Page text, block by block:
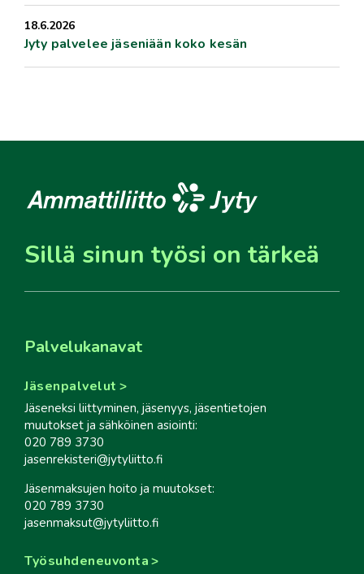
18.6.2026
Jyty palvelee jäseniään koko kesän
Sillä sinun työsi on tärkeä
Palvelukanavat
Jäsenpalvelut
Jäseneksi liittyminen, jäsenyys, jäsentietojen
muutokset ja sähköinen asiointi:
020 789 3730
jasenrekisteri@jytyliitto.fi
Jäsenmaksujen hoito ja muutokset:
020 789 3730
jasenmaksut@jytyliitto.fi
Työsuhdeneuvonta